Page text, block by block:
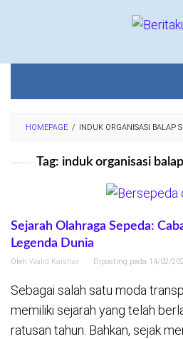
HOMEPAGE / INDUK ORGANISASI BALAP
Tag: induk organisasi
Sejarah Olahraga Sepeda:
Legenda Dunia
Oleh Walid Kaishar Diposting pada 14/02/
Sebagai salah satu moda
memiliki sejarah yang telah
ratusan tahun. Bahkan, sejak